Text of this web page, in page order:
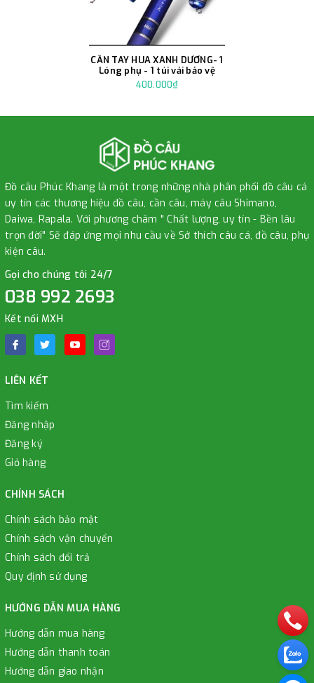
CẦN TAY HUA XANH DƯƠNG- 1
Lóng phụ - 1 túi vải bảo vệ
400.000₫
Đồ câu Phúc Khang là một trong những nhà phân phối đồ câu cá
uy tín các thương hiệu đồ câu, cần câu, máy câu Shimano,
Daiwa, Rapala. Với phương châm " Chất lượng, uy tín - Bền lâu
trọn đời" Sẽ đáp ứng mọi nhu cầu về Sở thích câu cá, đồ câu, phụ
kiện câu.
Gọi cho chúng tôi 24/7
038 992 2693
Kết nối MXH
LIÊN KẾT
Tìm kiếm
Đăng nhập
Đăng ký
Giỏ hàng
CHÍNH SÁCH
Chính sách bảo mật
Chính sách vận chuyển
Chính sách đổi trả
Quy định sử dụng
HƯỚNG DẪN MUA HÀNG
Hướng dẫn mua hàng
Hướng dẫn thanh toán
Hướng dẫn giao nhận